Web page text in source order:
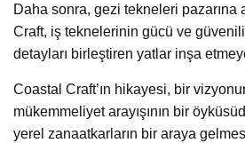
Daha sonra, gezi tekneleri pazarına
Craft, iş teknelerinin gücü ve
detayları birleştiren yatlar inşa
Coastal Craft’ın hikayesi, bir
mükemmeliyet arayışının bir
yerel zanaatkarların bir araya